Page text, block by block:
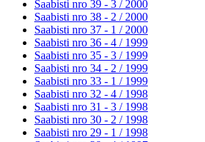
Saabisti nro 39 - 3 / 2000
Saabisti nro 38 - 2 / 2000
Saabisti nro 37 - 1 / 2000
Saabisti nro 36 - 4 / 1999
Saabisti nro 35 - 3 / 1999
Saabisti nro 34 - 2 / 1999
Saabisti nro 33 - 1 / 1999
Saabisti nro 32 - 4 / 1998
Saabisti nro 31 - 3 / 1998
Saabisti nro 30 - 2 / 1998
Saabisti nro 29 - 1 / 1998